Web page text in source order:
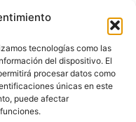
tecnologías como las
del dispositivo. El
procesar datos como
únicas en este
puede afectar